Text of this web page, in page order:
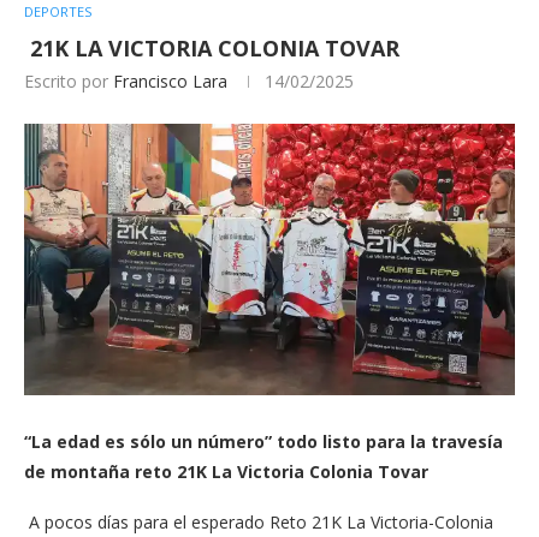
DEPORTES
21K LA VICTORIA COLONIA TOVAR
Escrito por Francisco Lara 14/02/2025
“La edad es sólo un número” todo listo para la travesía
de montaña reto 21K La Victoria Colonia Tovar
A pocos días para el esperado Reto 21K La Victoria-Colonia